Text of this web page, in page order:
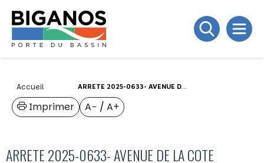
Accueil ARRETE 2025-0633- AVENUE DE LA COTE D’ARGENT
A− / A+
Imprimer
ARRETE 2025-0633- AVENUE DE LA COTE